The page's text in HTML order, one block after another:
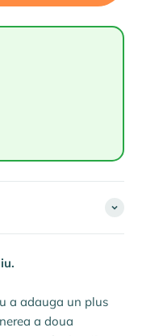
a adauga un plus
a doua